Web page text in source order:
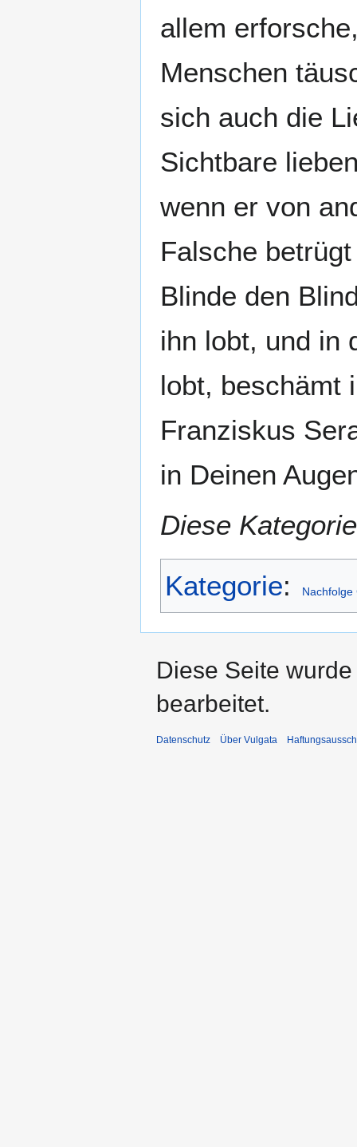
allem
Menschen
sich auch die
Sichtbare
wenn er von
Falsche
Blinde den
ihn lobt, und in
lobt, beschämt
Franziskus
in Deinen
Diese
Kategorie: Nachfolge
Diese Seite
bearbeitet.
Datenschutz Über Vulgata